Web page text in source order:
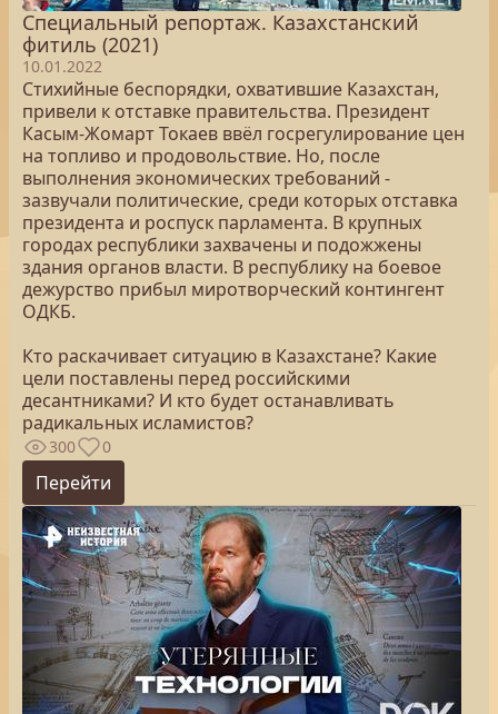
Специальный репортаж. Казахстанский
фитиль (2021)
10.01.2022
Стихийные беспорядки, охватившие Казахстан,
привели к отставке правительства. Президент
Касым-Жомарт Токаев ввёл госрегулирование цен
на топливо и продовольствие. Но, после
выполнения экономических требований -
зазвучали политические, среди которых отставка
президента и роспуск парламента. В крупных
городах республики захвачены и подожжены
здания органов власти. В республику на боевое
дежурство прибыл миротворческий контингент
ОДКБ.
Кто раскачивает ситуацию в Казахстане? Какие
цели поставлены перед российскими
десантниками? И кто будет останавливать
радикальных исламистов?
300 0
Перейти